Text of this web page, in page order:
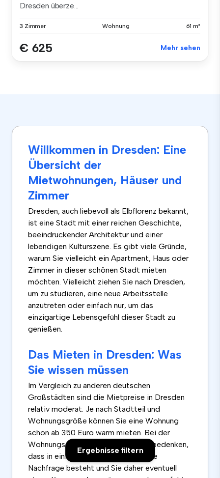
Ergebnisse filtern
Dresden überze...
3 Zimmer Wohnung 61 m²
€ 625 Mehr sehen
Willkommen in Dresden: Eine
Übersicht der
Mietwohnungen, Häuser und
Zimmer
Dresden, auch liebevoll als Elbflorenz bekannt,
ist eine Stadt mit einer reichen Geschichte,
beeindruckender Architektur und einer
lebendigen Kulturszene. Es gibt viele Gründe,
warum Sie vielleicht ein Apartment, Haus oder
Zimmer in dieser schönen Stadt mieten
möchten. Vielleicht ziehen Sie nach Dresden,
um zu studieren, eine neue Arbeitsstelle
anzutreten oder einfach nur, um das
einzigartige Lebensgefühl dieser Stadt zu
genießen.
Das Mieten in Dresden: Was
Sie wissen müssen
Im Vergleich zu anderen deutschen
Großstädten sind die Mietpreise in Dresden
relativ moderat. Je nach Stadtteil und
Wohnungsgröße können Sie eine Wohnung
schon ab 350 Euro warm mieten. Bei der
Wohnungssuche sollten Sie jedoch bedenken,
dass in einigen Stadtteilen eine hohe
Nachfrage besteht und Sie daher eventuell